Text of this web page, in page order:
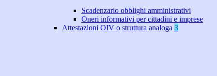
Scadenzario obblighi amministrativi
Oneri informativi per cittadini e imprese
Attestazioni OIV o struttura analoga 3